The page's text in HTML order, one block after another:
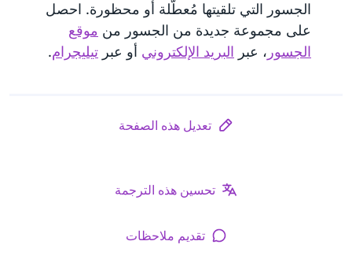
الجسور التي تلقيتها مُعطَّلة أو محظورة. احصل
على مجموعة جديدة من الجسور من موقع
الجسور ، عبر البريد الإلكتروني أو عبر تيليجرام.
تعديل هذه الصفحة
تحسين هذه الترجمة
تقديم ملاحظات